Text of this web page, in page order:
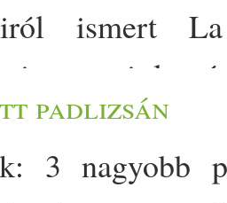
ismert
a mi
hosszan
nyári
padlizsán
3 nagyobb